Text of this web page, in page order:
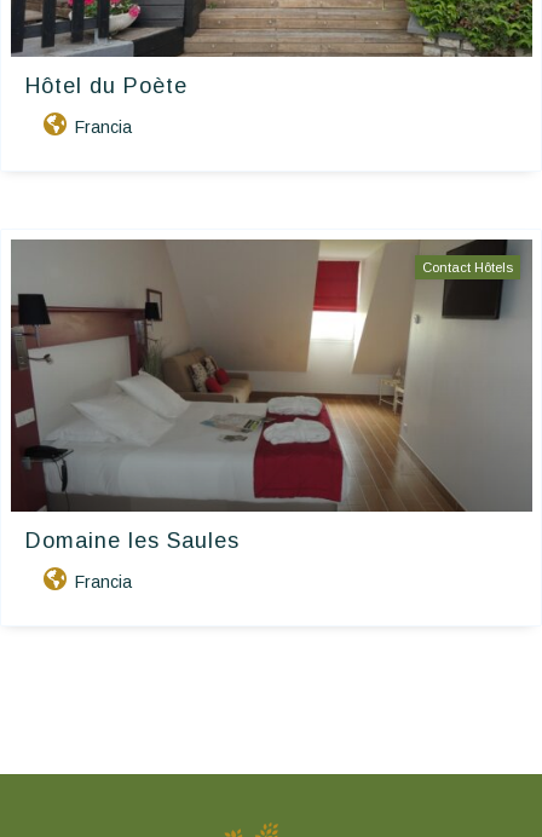
Hôtel du Poète
Francia
Contact Hôtels
Domaine les Saules
Francia